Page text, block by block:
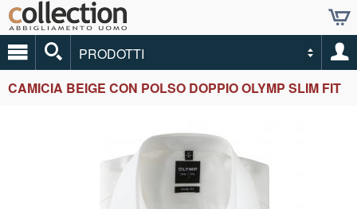
PRODOTTI
CAMICIA BEIGE CON POLSO DOPPIO OLYMP SLIM FIT